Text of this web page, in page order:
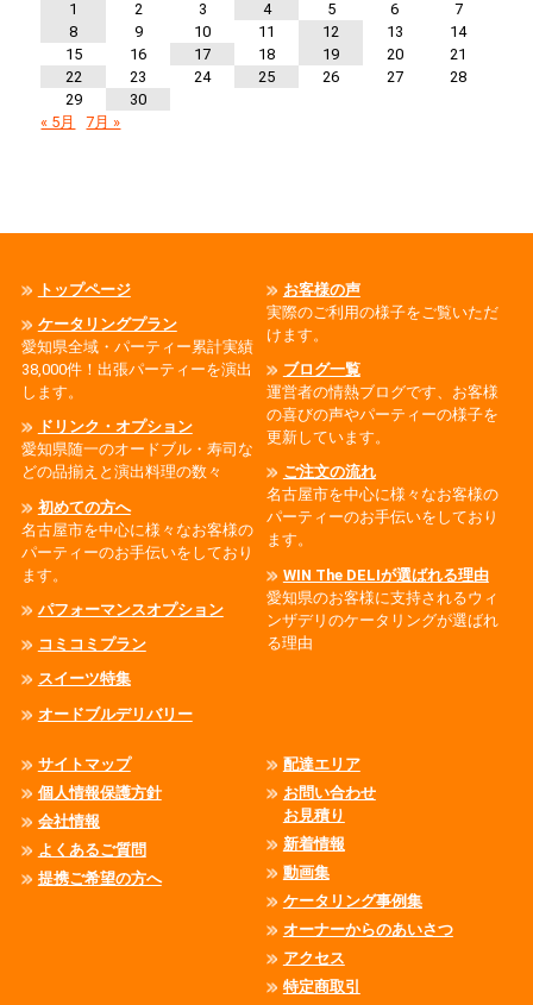
1 2 3 4 5 6
7
8
9 10 11 12 13
14
15
16 17 18 19 20
21
22
23 24 25 26 27
28
29
30
« 5月
7月 »
トップページ
ケータリングプラン
愛知県全域・パーティー累計実績
38,000件！出張パーティーを演出
します。
ドリンク・オプション
愛知県随一のオードブル・寿司な
どの品揃えと演出料理の数々
初めての方へ
名古屋市を中心に様々なお客様の
パーティーのお手伝いをしており
ます。
パフォーマンスオプション
コミコミプラン
スイーツ特集
オードブルデリバリー
お客様の声
実際のご利用の様子をご覧いただ
けます。
ブログ一覧
運営者の情熱ブログです、お客様
の喜びの声やパーティーの様子を
更新しています。
ご注文の流れ
名古屋市を中心に様々なお客様の
パーティーのお手伝いをしており
ます。
WIN The DELIが選ばれる理由
愛知県のお客様に支持されるウィ
ンザデリのケータリングが選ばれ
る理由
サイトマップ
個人情報保護方針
会社情報
よくあるご質問
提携ご希望の方へ
配達エリア
お問い合わせ
お見積り
新着情報
動画集
ケータリング事例集
オーナーからのあいさつ
アクセス
特定商取引